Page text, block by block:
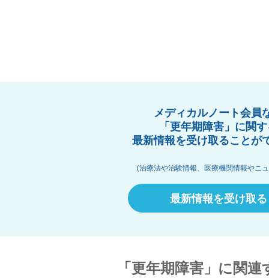
メディカルノート会員
「更年期障害」に関
最新情報を受け取ることが
(治療法や治験情報、医療機関情報やニ
最新情報を受け取る
「更年期障害」に関